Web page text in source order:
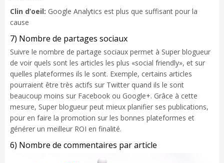
Clin d’oeil: Google Analytics est plus que suffisant pour la
cause
7) Nombre de partages sociaux
Suivre le nombre de partage sociaux permet à Super blogueur
de voir quels sont les articles les plus «social friendly», et sur
quelles plateformes ils le sont. Exemple, certains articles
pourraient être très actifs sur Twitter quand ils le sont
beaucoup moins sur Facebook ou Google+. Grâce à cette
mesure, Super blogueur peut mieux planifier ses publications,
pour en faire la promotion sur les bonnes plateformes et
générer un meilleur ROI en finalité.
6) Nombre de commentaires par article